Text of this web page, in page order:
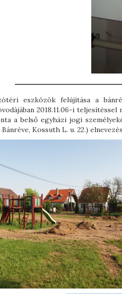
eszközök felújítása a
2018.11.06-i
a belső egyházi jogi
Bánréve, Kossuth L. u. 22.)